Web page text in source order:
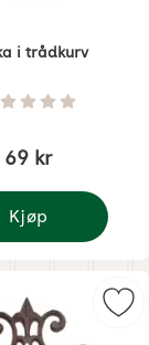
i trådkurv
5896
Vurdering: 0
69 kr
Kjøp
i trådkurv
som